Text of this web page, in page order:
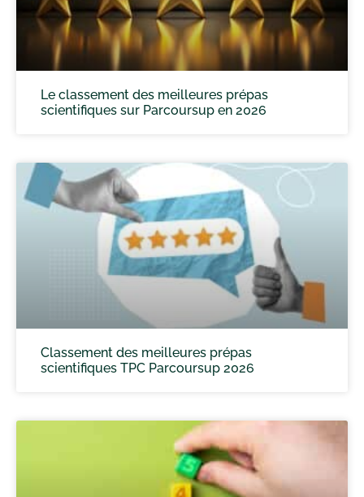
Le classement des meilleures prépas
scientifiques sur Parcoursup en 2026
Classement des meilleures prépas
scientifiques TPC Parcoursup 2026